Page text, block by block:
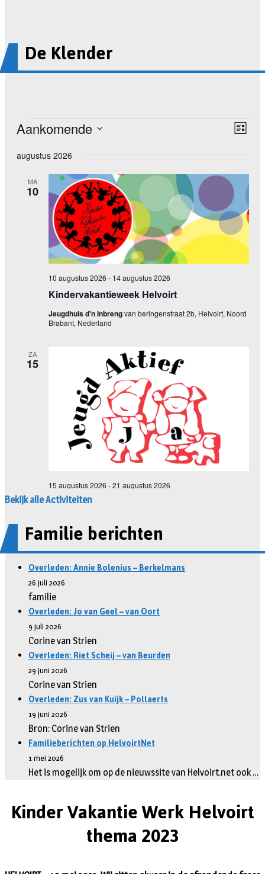
De Klender
Bekijk alle Activiteiten
Familie berichten
Overleden: Annie Bolenius – Berkelmans
26 juli 2026
familie
Overleden: Jo van Geel – van Oort
9 juli 2026
Corine van Strien
Overleden: Riet Scheij – van Beurden
29 juni 2026
Corine van Strien
Overleden: Zus van Kuijk – Pollaerts
19 juni 2026
Bron: Corine van Strien
Familieberichten op HelvoirtNet
1 mei 2026
Het is mogelijk om op de nieuwssite van Helvoirt.net ook …
Kinder Vakantie Werk Helvoirt
thema 2023